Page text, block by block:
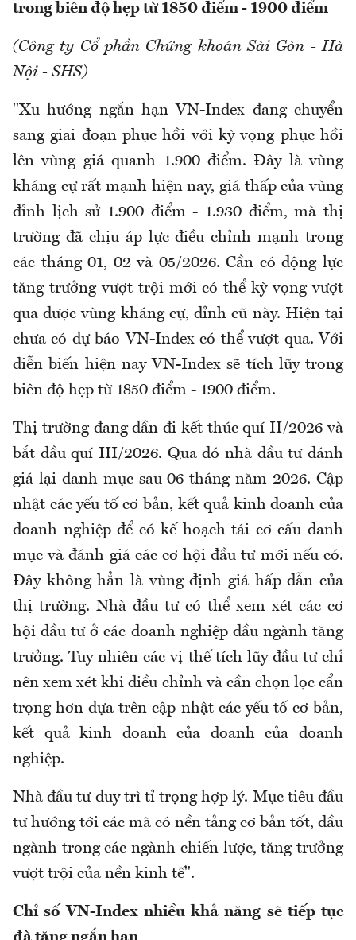
trong biên độ hẹp từ 1850 điểm - 1900 điểm
(Công ty Cổ phần Chứng khoán Sài Gòn - Hà
Nội - SHS)
"Xu hướng ngắn hạn VN-Index đang chuyển
sang giai đoạn phục hồi với kỳ vọng phục hồi
lên vùng giá quanh 1.900 điểm. Đây là vùng
kháng cự rất mạnh hiện nay, giá thấp của vùng
đỉnh lịch sử 1.900 điểm - 1.930 điểm, mà thị
trường đã chịu áp lực điều chỉnh mạnh trong
các tháng 01, 02 và 05/2026. Cần có động lực
tăng trưởng vượt trội mới có thể kỳ vọng vượt
qua được vùng kháng cự, đỉnh cũ này. Hiện tại
chưa có dự báo VN-Index có thể vượt qua. Với
diễn biến hiện nay VN-Index sẽ tích lũy trong
biên độ hẹp từ 1850 điểm - 1900 điểm.
Thị trường đang dần đi kết thúc quí II/2026 và
bắt đầu quí III/2026. Qua đó nhà đầu tư đánh
giá lại danh mục sau 06 tháng năm 2026. Cập
nhật các yếu tố cơ bản, kết quả kinh doanh của
doanh nghiệp để có kế hoạch tái cơ cấu danh
mục và đánh giá các cơ hội đầu tư mới nếu có.
Đây không hẳn là vùng định giá hấp dẫn của
thị trường. Nhà đầu tư có thể xem xét các cơ
hội đầu tư ở các doanh nghiệp đầu ngành tăng
trưởng. Tuy nhiên các vị thế tích lũy đầu tư chỉ
nên xem xét khi điều chỉnh và cần chọn lọc cẩn
trọng hơn dựa trên cập nhật các yếu tố cơ bản,
kết quả kinh doanh của doanh của doanh
nghiệp.
Nhà đầu tư duy trì tỉ trọng hợp lý. Mục tiêu đầu
tư hướng tới các mã có nền tảng cơ bản tốt, đầu
ngành trong các ngành chiến lược, tăng trưởng
vượt trội của nền kinh tế".
Chỉ số VN-Index nhiều khả năng sẽ tiếp tục